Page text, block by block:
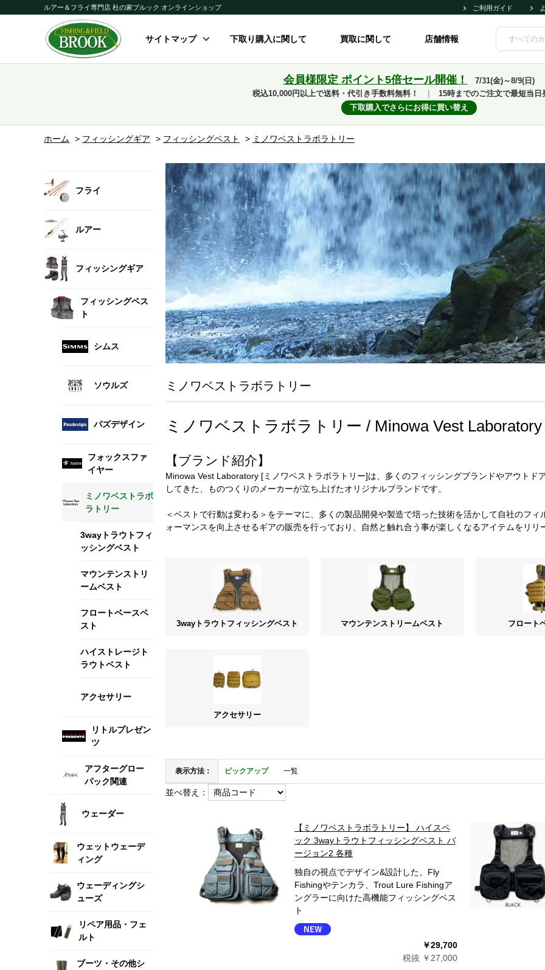
ルアー＆フライ専門店 杜の家ブルック オンラインショップ ご利用ガイド
サイトマップ 下取り購入に関して 買取に関して 店舗情報
会員様限定 ポイント5倍セール開催！
7/31(金)～8/9(日)
税込10,000円以上で送料・代引き手数料無料！
15時までのご注文で最短当日
下取購入でさらにお得に買い替え
ホーム > フィッシングギア > フィッシングベスト > ミノワベストラボラトリー
フライ
ルアー
フィッシングギア
フィッシングベス
ト
シムス
ソウルズ
パズデザイン
フォックスファ
イヤー
ミノワベストラボ
ラトリー
3wayトラウトフィ
ッシングベスト
マウンテンストリ
ームベスト
フロートベースベ
スト
ハイストレージト
ラウトベスト
アクセサリー
リトルプレゼン
ツ
アフターグロー
パック関連
ウェーダー
ウェットウェーデ
ィング
ウェーディングシ
ューズ
リペア用品・フェ
ルト
ブーツ・その他シ
ミノワベストラボラトリー
ミノワベストラボラトリー / Minowa Vest Laboratory
【ブランド紹介】
Minowa Vest Laboratory [ミノワベストラボラトリー]は、多くのフィッシングブランドやアウト
してきた、ものつくりのメーカーが立ち上げたオリジナルブランドです。
＜ベストで行動は変わる＞をテーマに、多くの製品開発や製造で培った技術を活かして自社のフ
ォーマンスを向上させるギアの販売を行っており、自然と触れ合う事が楽しくなるアイテムをリリ
3wayトラウトフィッシングベスト マウンテンストリームベスト フロート
アクセサリー
表示方法： ピックアップ 一覧
並べ替え：
【ミノワベストラボラトリー】 ハイスペ
ック 3wayトラウトフィッシングベスト バ
ージョン2 各種
独自の視点でデザイン&設計した、Fly
Fishingやテンカラ、Trout Lure Fishingア
ングラーに向けた高機能フィッシングベス
ト
￥29,700
税抜 ￥27,000